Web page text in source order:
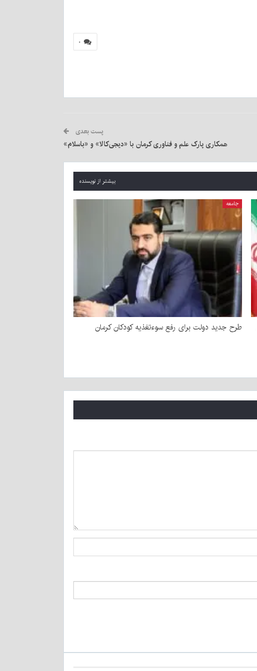
۰
پست بعدی
همکاری پارک علم و فناوری کرمان با «دیجی‌کالا» و «باسلام»
بیشتر از نویسنده
جامعه
طرح جدید دولت برای رفع سوءتغذیه کودکان کرمان